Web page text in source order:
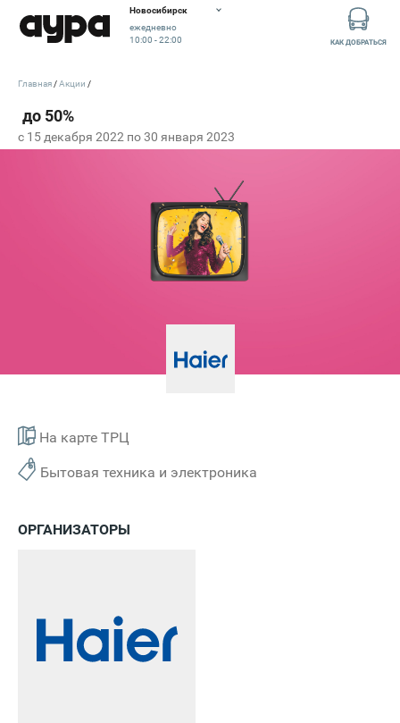
Новосибирск
ежедневно
10:00 - 22:00
КАК ДОБРАТЬСЯ
c 15 декабря 2022 по 30 января 2023
На карте ТРЦ
Бытовая техника и электроника
Главная Акции
ОРГАНИЗАТОРЫ